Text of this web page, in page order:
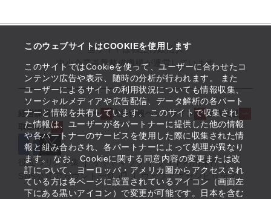
このウェブサイトはCOOKIEを使用します
このサイトではCookieを使って、ユーザーに合わせたコ
ンテンツ広告や表示、随時の分析が行われます。 また
ユーザーによるサイトの利用状況についても情報収集、
ソーシャルメディアや広告配信、データ解析の各パート
ナーと情報を共有しています。 このサイトで収集され
た情報は、ユーザーが各パートナーに提供した他の情報
や各パートナーのサービスを使用した際に収集された情
報と組み合わされ、各パートナーによって処理が異なり
ます。 なお、Cookieに関する同意内容の変更または改
訂について、ヨーロッパ・アメリカ圏からアクセスされ
ている方は各ページに設置されているアイコン（画面左
下にある黒いアイコン）で変更が可能です。日本を含む
当サイトは独立行政法人
中小企業基盤整備機構が運営しています
経営課題解決メニュー 支援情報ヘッドライン
起業支援
取組事例
役立つリンク集 サイトマップ
サイト利用条件
SNS公式アカウント一覧
ウェブアクセシビリティ